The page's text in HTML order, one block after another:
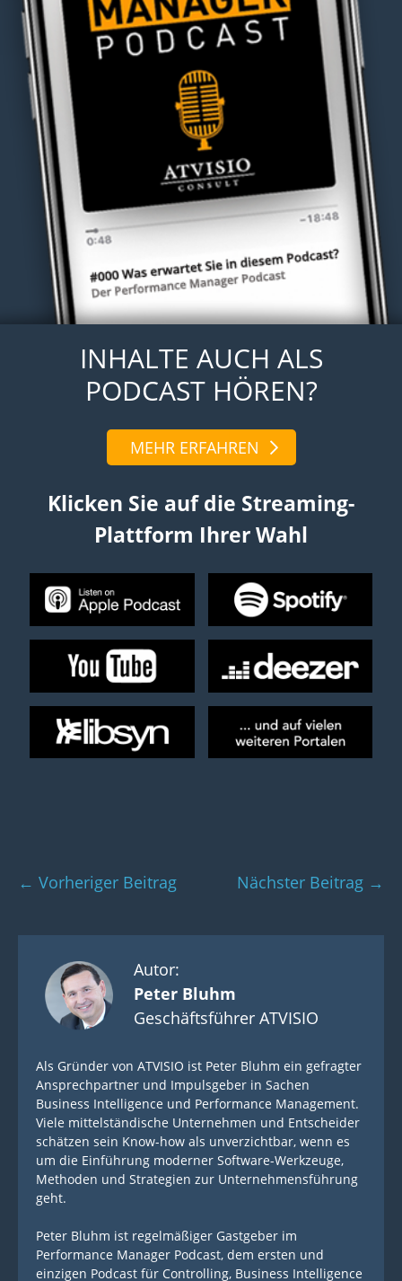
INHALTE AUCH ALS
PODCAST HÖREN?
MEHR ERFAHREN
Klicken Sie auf die Streaming-
Plattform Ihrer Wahl
Beitragsnavigation
← Vorheriger Beitrag Nächster Beitrag →
Autor:
Peter Bluhm
Geschäftsführer ATVISIO
Als Gründer von ATVISIO ist Peter Bluhm ein gefragter
Ansprechpartner und Impulsgeber in Sachen
Business Intelligence und Performance Management.
Viele mittelständische Unternehmen und Entscheider
schätzen sein Know-how als unverzichtbar, wenn es
um die Einführung moderner Software-Werkzeuge,
Methoden und Strategien zur Unternehmensführung
geht.
Peter Bluhm ist regelmäßiger Gastgeber im
Performance Manager Podcast, dem ersten und
einzigen Podcast für Controlling, Business Intelligence